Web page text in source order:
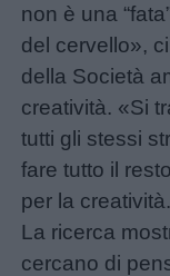
Menu
Schede
didattiche
Disegni
da
colorare
non è una
del cervello»,
della Società
creatività. «Si
tutti gli stessi
fare tutto il
per la
La ricerca
cercano di